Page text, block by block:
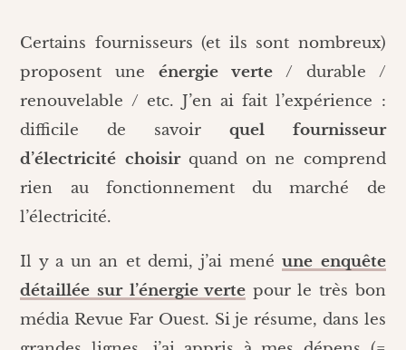
Certains fournisseurs (et ils sont nombreux)
proposent uneénergie verte / durable /
renouvelable / etc. J’en ai fait l’expérience :
difficile de savoir quel fournisseur
d’électricité choisirquand on ne comprend
rien au fonctionnement du marché de
l’électricité.
Il y a un an et demi, j’ai menéune enquête
détaillée sur l’énergie verte pour le très bon
média Revue Far Ouest. Si je résume, dans les